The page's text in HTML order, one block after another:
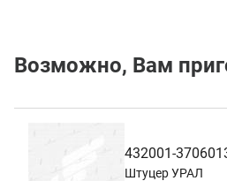
Возможно, Вам
432001-
Штуцер УРАЛ